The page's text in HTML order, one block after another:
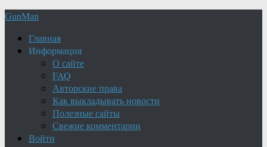
GunMan
Главная
Информация
О сайте
FAQ
Авторские права
Как выкладывать новости
Полезные сайты
Свежие комментарии
Войти